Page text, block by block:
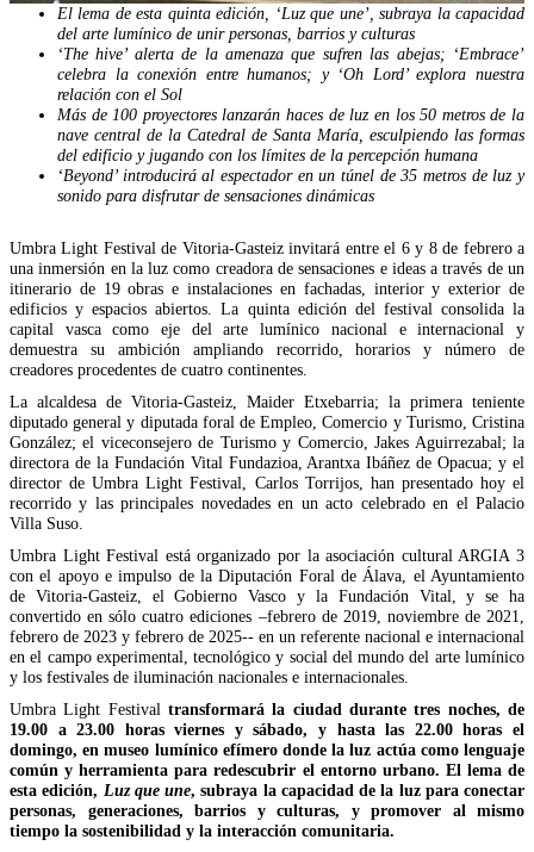
El lema de esta quinta edición, ‘Luz que une’, subraya la capacidad
del arte lumínico de unir personas, barrios y culturas
‘The hive’ alerta de la amenaza que sufren las abejas; ‘Embrace’
celebra la conexión entre humanos; y ‘Oh Lord’ explora nuestra
relación con el Sol
Más de 100 proyectores lanzarán haces de luz en los 50 metros de la
nave central de la Catedral de Santa María, esculpiendo las formas
del edificio y jugando con los límites de la percepción humana
‘Beyond’ introducirá al espectador en un túnel de 35 metros de luz y
sonido para disfrutar de sensaciones dinámicas
Umbra Light Festival de Vitoria-Gasteiz invitará entre el 6 y 8 de febrero a
una inmersión en la luz como creadora de sensaciones e ideas a través de un
itinerario de 19 obras e instalaciones en fachadas, interior y exterior de
edificios y espacios abiertos. La quinta edición del festival consolida la
capital vasca como eje del arte lumínico nacional e internacional y
demuestra su ambición ampliando recorrido, horarios y número de
creadores procedentes de cuatro continentes.
La alcaldesa de Vitoria-Gasteiz, Maider Etxebarria; la primera teniente
diputado general y diputada foral de Empleo, Comercio y Turismo, Cristina
González; el viceconsejero de Turismo y Comercio, Jakes Aguirrezabal; la
directora de la Fundación Vital Fundazioa, Arantxa Ibáñez de Opacua; y el
director de Umbra Light Festival, Carlos Torrijos, han presentado hoy el
recorrido y las principales novedades en un acto celebrado en el Palacio
Villa Suso.
Umbra Light Festival está organizado por la asociación cultural ARGIA 3
con el apoyo e impulso de la Diputación Foral de Álava, el Ayuntamiento
de Vitoria-Gasteiz, el Gobierno Vasco y la Fundación Vital, y se ha
convertido en sólo cuatro ediciones –febrero de 2019, noviembre de 2021,
febrero de 2023 y febrero de 2025-- en un referente nacional e internacional
en el campo experimental, tecnológico y social del mundo del arte lumínico
y los festivales de iluminación nacionales e internacionales.
Umbra Light Festival transformará la ciudad durante tres noches, de
19.00 a 23.00 horas viernes y sábado, y hasta las 22.00 horas el
domingo, en museo lumínico efímero donde la luz actúa como lenguaje
común y herramienta para redescubrir el entorno urbano. El lema de
esta edición, Luz que une, subraya la capacidad de la luz para conectar
personas, generaciones, barrios y culturas, y promover al mismo
tiempo la sostenibilidad y la interacción comunitaria.